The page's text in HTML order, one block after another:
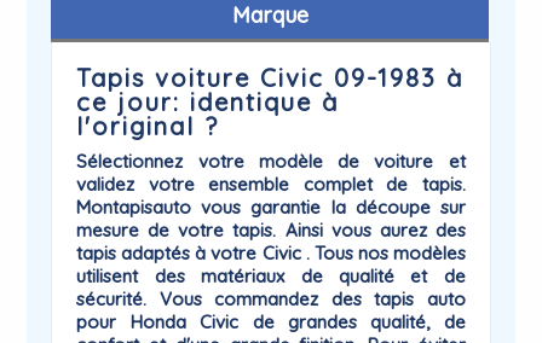
Marque
Tapis voiture Civic 09-1983 à
ce jour: identique à
l'original ?
Sélectionnez votre modèle de voiture et
validez votre ensemble complet de tapis.
Montapisauto vous garantie la découpe sur
mesure de votre tapis. Ainsi vous aurez des
tapis adaptés à votre Civic . Tous nos modèles
utilisent des matériaux de qualité et de
sécurité. Vous commandez des tapis auto
pour Honda Civic de grandes qualité, de